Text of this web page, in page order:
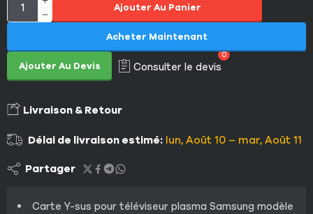
Ajouter Au Panier
Ajouter Au Devis Consulter le devis
0
Acheter Maintenant
Livraison & Retour
Délai de livraison estimé: lun, Août 10 – mar, Août 11
Partager
Carte Y-sus pour téléviseur plasma Samsung modèle